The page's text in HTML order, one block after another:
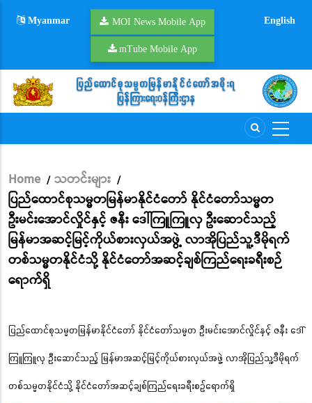
Myanmar MOI News Mobile App
mTube Mobile App
English
Breadcrumb
Home / သတင်းများ /
ပြည်ထောင်စုသမ္မတမြန်မာနိုင်ငံတော် နိုင်ငံတော်သမ္မတ
ဦးမင်းအောင်လှိုင်နှင့် ဇနီး ဒေါ်ကြူကြူလှ ဦးဆောင်သည့်
မြန်မာအဆင့်မြင့်ကိုယ်စားလှယ်အဖွဲ့ လာအိုပြည်သူ့ဒီမိုရက်
တစ်သမ္မတနိုင်ငံသို့ နိုင်ငံတော်အဆင့်ချစ်ကြည်ရေးခရီးစဉ်
ရောက်ရှိ
ပြည်ထောင်စုသမ္မတမြန်မာနိုင်ငံတော် နိုင်ငံတော်သမ္မတ ဦးမင်းအောင်လှိုင်နှင့် ဇနီး ဒေါ်
ကြူကြူလှ ဦးဆောင်သည့် မြန်မာအဆင့်မြင့်ကိုယ်စားလှယ်အဖွဲ့ လာအိုပြည်သူ့ဒီမိုရက်
တစ်သမ္မတနိုင်ငံသို့ နိုင်ငံတော်အဆင့်ချစ်ကြည်ရေးခရီးစဉ်ရောက်ရှိ